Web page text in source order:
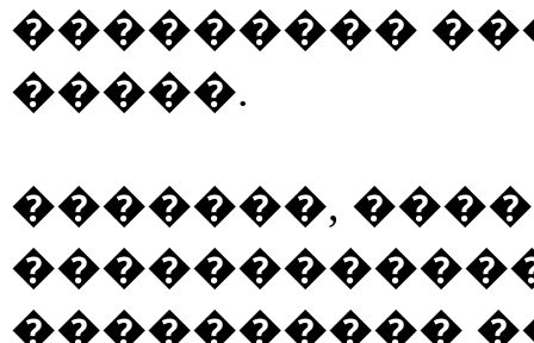
���������
�����.
�������,
����������